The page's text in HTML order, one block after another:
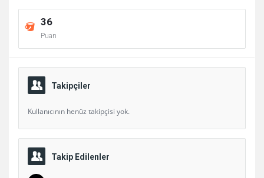
36
Puan
Takipçiler
Kullanıcının henüz takipçisi yok.
Takip Edilenler